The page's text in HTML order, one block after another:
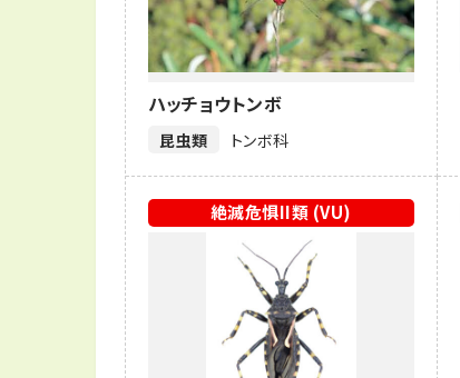
昆虫類
ハッチョウトンボ
トンボ科
絶滅危惧II類 (VU)